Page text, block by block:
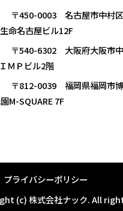
〒450-0003 名古屋市中村
命名古屋ビル12F
〒540-6302 大阪府大阪市
ＭＰビル2階
〒812-0039 福岡県福岡市
M-SQUARE 7F
プライバシーポリシー
(c) 株式会社ナック.All